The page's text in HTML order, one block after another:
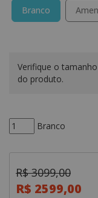
Branco
Branco
Verifique o
do produto.
R$ 3099,00
R$ 2599,00